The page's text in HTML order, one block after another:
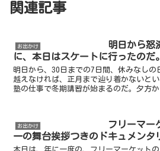
関連記事
お出かけ
明日から怒
に、本日はスケートに行ったの
明日から、30日までの7日間、休みなしの
越えなければ、正月まで辿り着かないとい
塾の仕事で冬期講習が始まるのだ。夕方
お出かけ
フリーマー
一の舞台挨拶つきのドキュメン
本日は、年に一度の、フリーマーケット